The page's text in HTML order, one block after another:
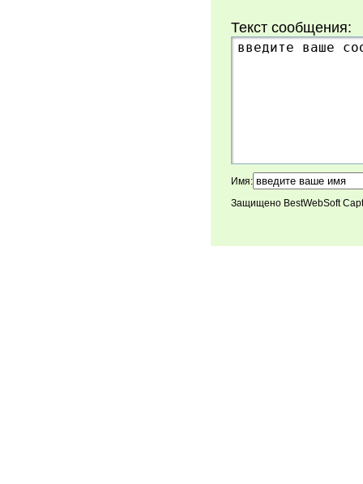
Текст сообщения:
Имя:
Защищено BestWebSoft